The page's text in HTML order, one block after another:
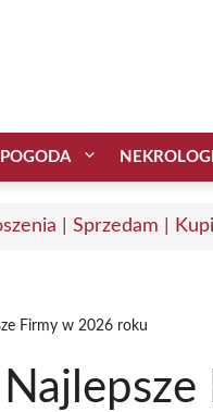
POGODA NEKROLOGI
| Sprzedam |
Firmy w 2026 roku